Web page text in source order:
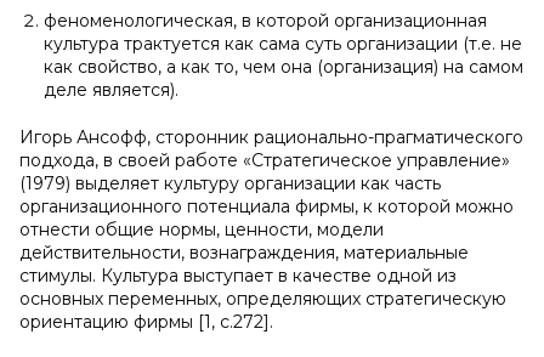
феноменологическая, в которой организационная
культура трактуется как сама суть организации (т.е. не
как свойство, а как то, чем она (организация) на самом
деле является).
Игорь Ансофф, сторонник рационально-прагматического
подхода, в своей работе «Стратегическое управление»
(1979) выделяет культуру организации как часть
организационного потенциала фирмы, к которой можно
отнести общие нормы, ценности, модели
действительности, вознаграждения, материальные
стимулы. Культура выступает в качестве одной из
основных переменных, определяющих стратегическую
ориентацию фирмы [1, с.272].